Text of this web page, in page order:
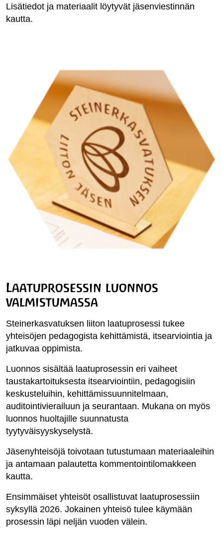
Lisätiedot ja materiaalit löytyvät jäsenviestinnän
kautta.
Laatuprosessin luonnos
valmistumassa
Steinerkasvatuksen liiton laatuprosessi tukee
yhteisöjen pedagogista kehittämistä, itsearviointia ja
jatkuvaa oppimista.
Luonnos sisältää laatuprosessin eri vaiheet
taustakartoituksesta itsearviointiin, pedagogisiin
keskusteluihin, kehittämissuunnitelmaan,
auditointivierailuun ja seurantaan. Mukana on myös
luonnos huoltajille suunnatusta
tyytyväisyyskyselystä.
Jäsenyhteisöjä toivotaan tutustumaan materiaaleihin
ja antamaan palautetta kommentointilomakkeen
kautta.
Ensimmäiset yhteisöt osallistuvat laatuprosessiin
syksyllä 2026. Jokainen yhteisö tulee käymään
prosessin läpi neljän vuoden välein.